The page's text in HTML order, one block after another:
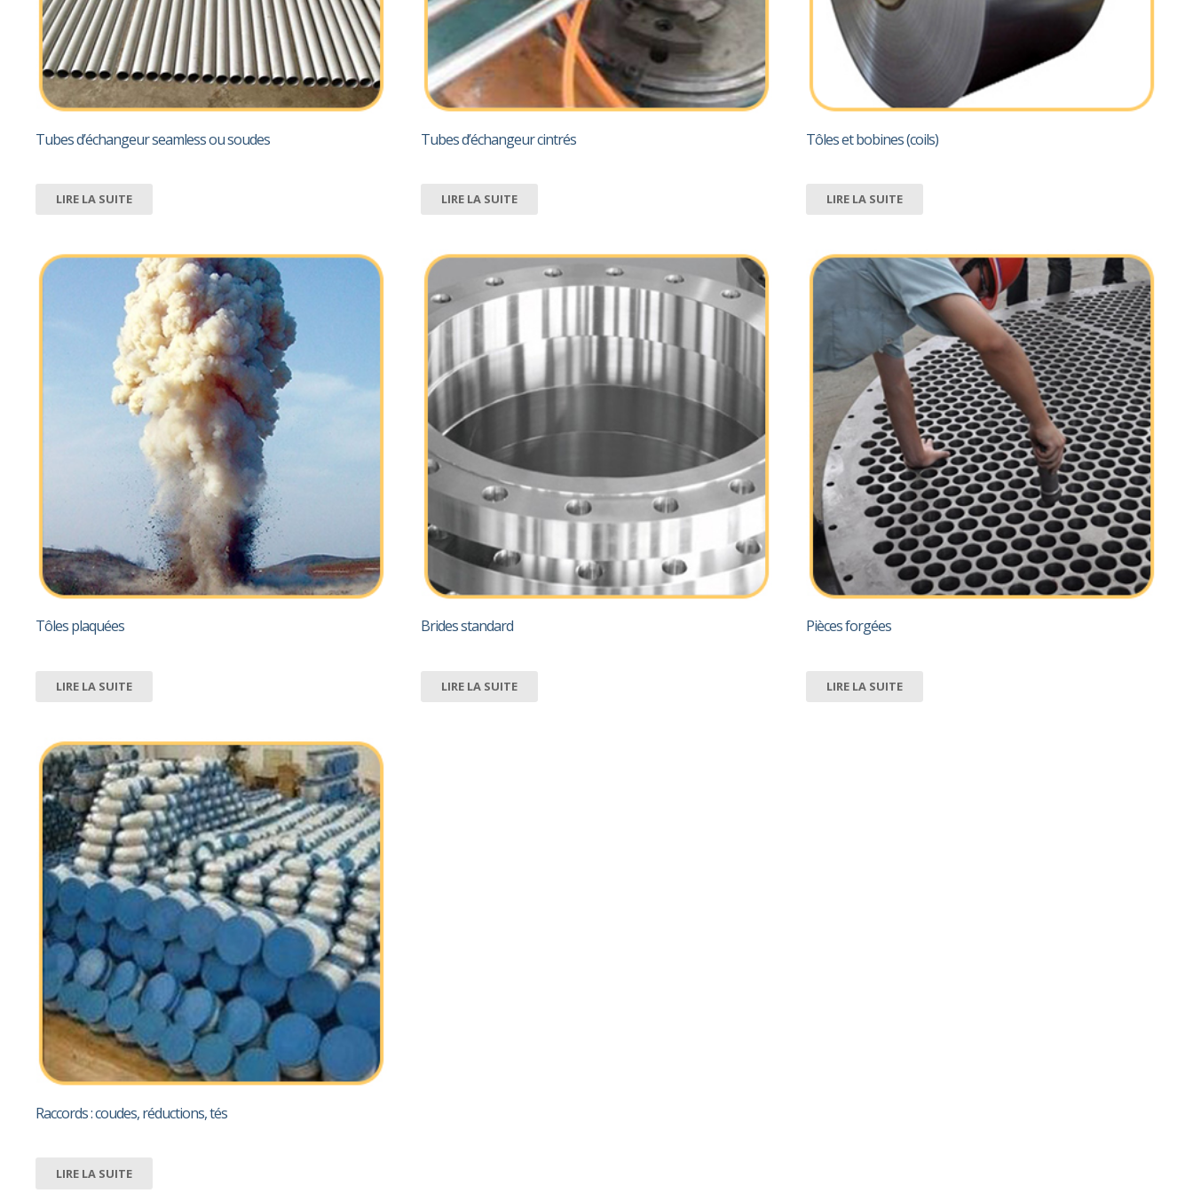
Tubes d’échangeur seamless ou soudes
LIRE LA SUITE
Tubes d’échangeur cintrés
LIRE LA SUITE
Tôles et bobines (coils)
LIRE LA SUITE
Tôles plaquées
LIRE LA SUITE
Brides standard
LIRE LA SUITE
Pièces forgées
LIRE LA SUITE
Raccords : coudes, réductions, tés
LIRE LA SUITE